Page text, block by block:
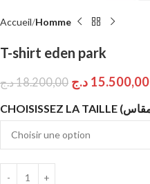
Accueil Homme
T-shirt eden park
18.200,00د.ج 15.500,00 د.ج